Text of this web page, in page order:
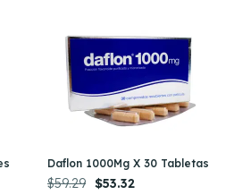
Daflon 1000Mg X 30 Tabletas
$59.29 $53.32